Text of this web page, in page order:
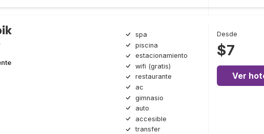
spa
piscina
estacionamiento
wifi (gratis)
restaurante
ac
gimnasio
auto
accesible
transfer
Desde
$7
Ver